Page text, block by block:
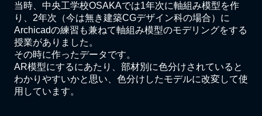
当時、中央工学校OSAKAでは1年次に軸組み模型を作
り、2年次（今は無き建築CGデザイン科の場合）に
Archicadの練習も兼ねて軸組み模型のモデリングをする
授業がありました。
その時に作ったデータです。
AR模型にするにあたり、部材別に色分けされていると
わかりやすいかと思い、色分けしたモデルに改変して使